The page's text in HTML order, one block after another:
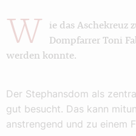
W
ie das Aschekreuz
Dompfarrer Toni
werden konnte.
Der Stephansdom als
gut besucht. Das kann
anstrengend und zu einem